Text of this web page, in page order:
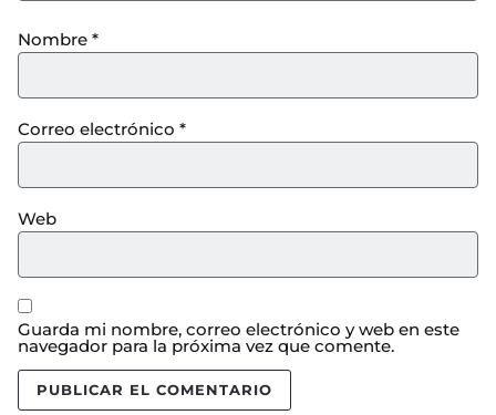
Nombre *
Correo electrónico *
Web
Guarda mi nombre, correo electrónico y web en este
navegador para la próxima vez que comente.